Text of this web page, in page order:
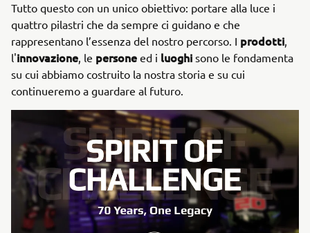
Tutto questo con un unico obiettivo: portare alla luce i
quattro pilastri che da sempre ci guidano e che
rappresentano l’essenza del nostro percorso. I prodotti,
l'innovazione, le persone ed i luoghi sono le fondamenta
su cui abbiamo costruito la nostra storia e su cui
continueremo a guardare al futuro.